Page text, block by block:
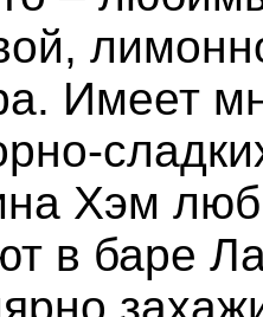
Имеет
Хэм
в баре